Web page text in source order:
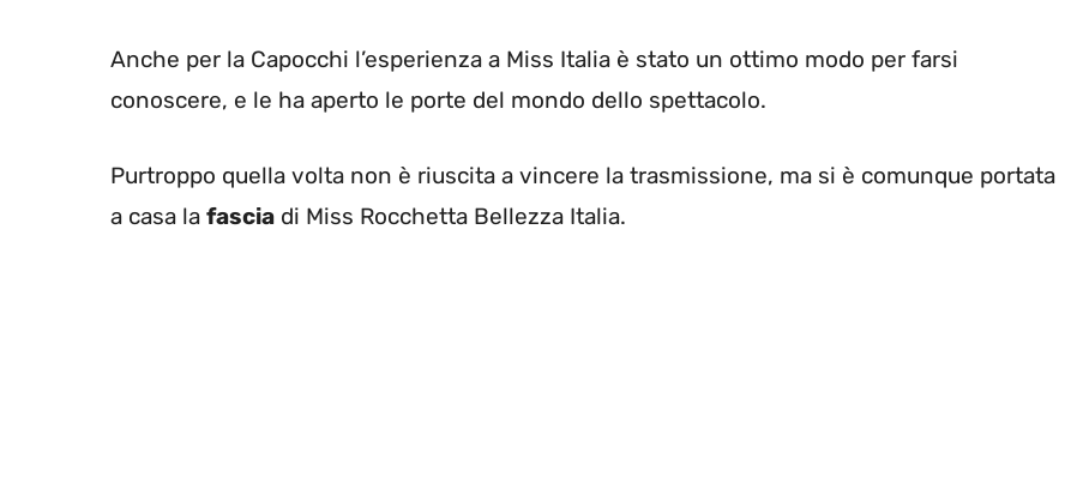
Anche per la Capocchi l’esperienza a Miss Italia è stato un ottimo modo per farsi
conoscere, e le ha aperto le porte del mondo dello spettacolo.
Purtroppo quella volta non è riuscita a vincere la trasmissione, ma si è comunque portata
a casa la fascia di Miss Rocchetta Bellezza Italia.